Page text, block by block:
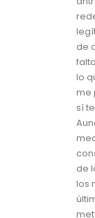
de
lo
me
sí
de
los